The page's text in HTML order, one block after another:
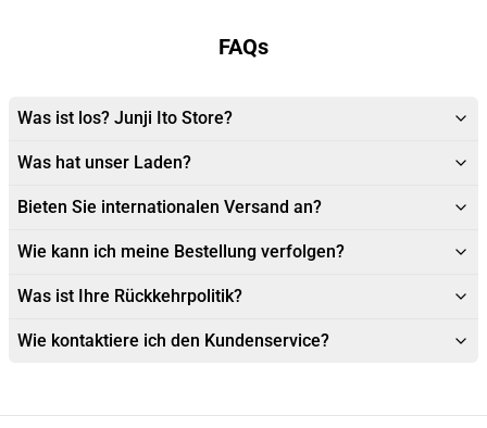
FAQs
Was ist los? Junji Ito Store?
Was hat unser Laden?
Bieten Sie internationalen Versand an?
Wie kann ich meine Bestellung verfolgen?
Was ist Ihre Rückkehrpolitik?
Wie kontaktiere ich den Kundenservice?